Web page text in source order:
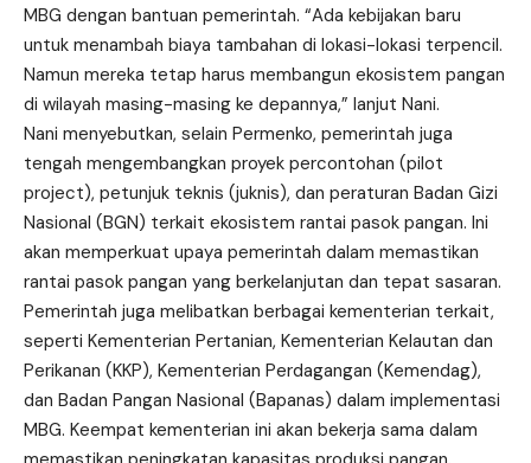
MBG dengan bantuan pemerintah. “Ada kebijakan baru
untuk menambah biaya tambahan di lokasi-lokasi terpencil.
Namun mereka tetap harus membangun ekosistem pangan
di wilayah masing-masing ke depannya,” lanjut Nani.
Nani menyebutkan, selain Permenko, pemerintah juga
tengah mengembangkan proyek percontohan (pilot
project), petunjuk teknis (juknis), dan peraturan Badan Gizi
Nasional (BGN) terkait ekosistem rantai pasok pangan. Ini
akan memperkuat upaya pemerintah dalam memastikan
rantai pasok pangan yang berkelanjutan dan tepat sasaran.
Pemerintah juga melibatkan berbagai kementerian terkait,
seperti Kementerian Pertanian, Kementerian Kelautan dan
Perikanan (KKP), Kementerian Perdagangan (Kemendag),
dan Badan Pangan Nasional (Bapanas) dalam implementasi
MBG. Keempat kementerian ini akan bekerja sama dalam